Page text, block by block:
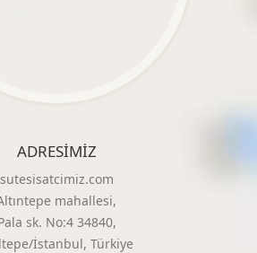
ADRESIMIZ
sutesisatcimiz.com
mahallesi,
sk. No:4 34840,
İstanbul, Türkiye